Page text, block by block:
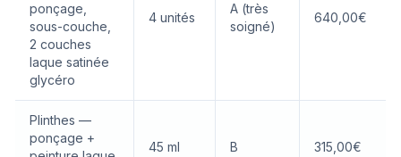
ponçage,
sous-couche,
2 couches
laque satinée
glycéro
4 unités
A (très
soigné)
640,00€
Plinthes —
ponçage +
45 ml B 315,00€